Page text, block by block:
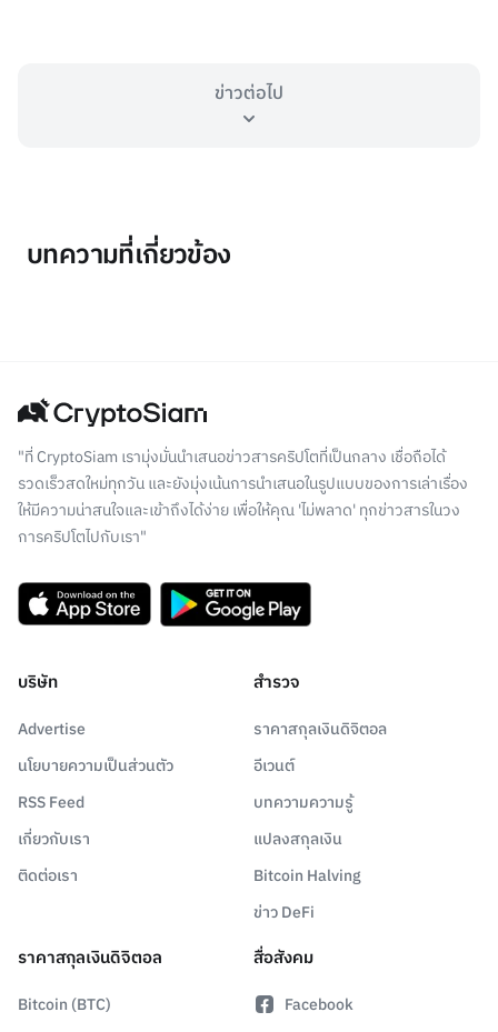
ข่าวต่อไป
บทความที่เกี่ยวข้อง
"ที่ CryptoSiam เรามุ่งมั่นนำเสนอข่าวสารคริปโตที่เป็นกลาง เชื่อถือได้
รวดเร็วสดใหม่ทุกวัน และยังมุ่งเน้นการนำเสนอในรูปแบบของการเล่าเรื่อง
ให้มีความน่าสนใจและเข้าถึงได้ง่าย เพื่อให้คุณ 'ไม่พลาด' ทุกข่าวสารในวง
การคริปโตไปกับเรา"
บริษัท
Advertise
นโยบายความเป็นส่วนตัว
RSS Feed
เกี่ยวกับเรา
ติดต่อเรา
สำรวจ
ราคาสกุลเงินดิจิตอล
อีเวนต์
บทความความรู้
แปลงสกุลเงิน
Bitcoin Halving
ข่าว DeFi
ราคาสกุลเงินดิจิตอล
Bitcoin (BTC)
สื่อสังคม
Facebook